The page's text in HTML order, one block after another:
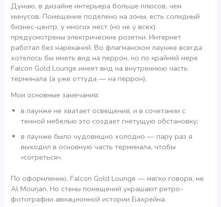
Думаю, в дизайне интерьера больше плюсов, чем
минусов. Помещение поделено на зоны, есть солидный
бизнес-центр, у многих мест (но не у всех)
предусмотрены электрические розетки. Интернет
работал без нареканий. Во флагманском лаунже всегда
хотелось бы иметь вид на перрон, но по крайней мере
Falcon Gold Lounge имеет вид на внутреннюю часть
терминала (а уже оттуда — на перрон).
Мои основные замечания:
в лаунже не хватает освещения, и в сочетании с
темной мебелью это создает гнетущую обстановку;
в лаунже было чудовищно холодно — пару раз я
выходил в основную часть терминала, чтобы
«согреться».
По оформлению, Falcon Gold Lounge — мягко говоря, не
Al Mourjan. Но стены помещений украшают ретро-
фотографии авиационной истории Бахрейна.